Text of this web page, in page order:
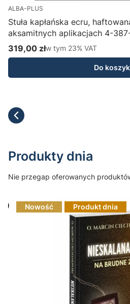
ALBA-PLUS
Stuła kapłańska ecru,
aksamitnych aplikacjach 4-
Cena brutto
319,00 złw tym %s VAT
w tym 23% VAT
Do
Produkty dnia
Nie przegap oferowanych
Nowość Produkt dnia